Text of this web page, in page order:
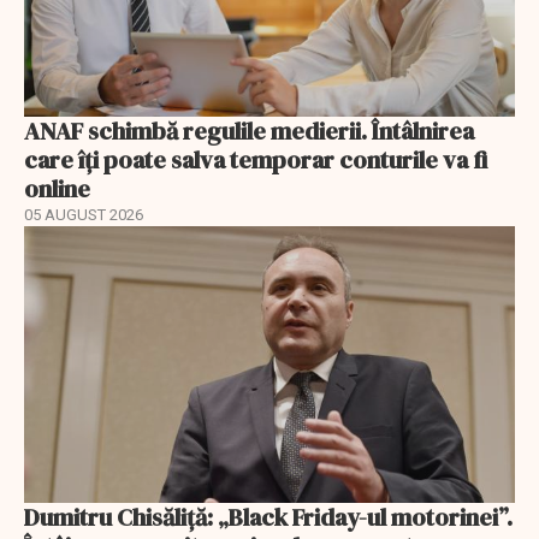
ANAF schimbă regulile medierii. Întâlnirea
care îți poate salva temporar conturile va fi
online
05 AUGUST 2026
Dumitru Chisăliță: „Black Friday-ul motorinei”.